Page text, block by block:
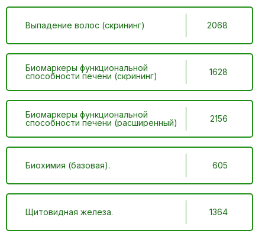
Выпадение волос (скрининг) 2068
Биомаркеры функциональной
способности печени (скрининг)
1628
Биомаркеры функциональной
способности печени (расширенный)
2156
Биохимия (базовая). 605
Щитовидная железа. 1364